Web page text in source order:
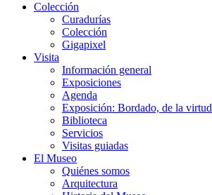
Colección
Curadurías
Colección
Gigapixel
Visita
Información general
Exposiciones
Agenda
Exposición: Bordado, de la virtud
Biblioteca
Servicios
Visitas guiadas
El Museo
Quiénes somos
Arquitectura